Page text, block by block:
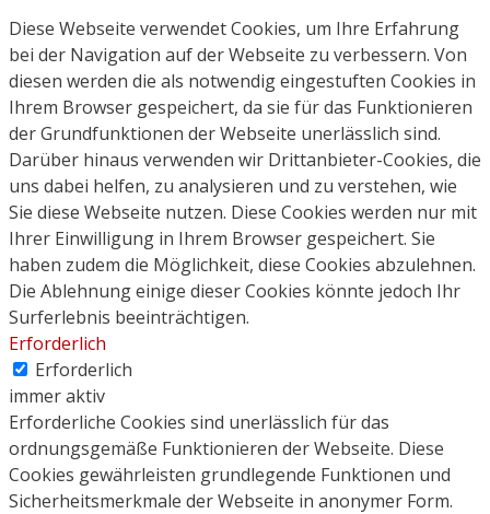
Diese Webseite verwendet Cookies, um Ihre Erfahrung
bei der Navigation auf der Webseite zu verbessern. Von
diesen werden die als notwendig eingestuften Cookies in
Ihrem Browser gespeichert, da sie für das Funktionieren
der Grundfunktionen der Webseite unerlässlich sind.
Darüber hinaus verwenden wir Drittanbieter-Cookies, die
uns dabei helfen, zu analysieren und zu verstehen, wie
Sie diese Webseite nutzen. Diese Cookies werden nur mit
Ihrer Einwilligung in Ihrem Browser gespeichert. Sie
haben zudem die Möglichkeit, diese Cookies abzulehnen.
Die Ablehnung einige dieser Cookies könnte jedoch Ihr
Surferlebnis beeinträchtigen.
Erforderlich
Erforderlich
immer aktiv
Erforderliche Cookies sind unerlässlich für das
ordnungsgemäße Funktionieren der Webseite. Diese
Cookies gewährleisten grundlegende Funktionen und
Sicherheitsmerkmale der Webseite in anonymer Form.